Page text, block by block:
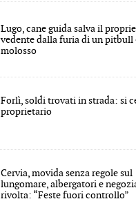
Lugo, cane guida salva il
vedente dalla furia di un pitbull
molosso
Forlì, soldi trovati in strada: si
proprietario
Cervia, movida senza regole sul
lungomare, albergatori e
rivolta: “Feste fuori controllo”